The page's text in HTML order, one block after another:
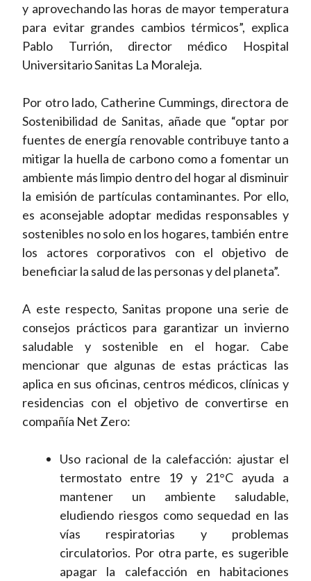
y aprovechando las horas de mayor temperatura
para evitar grandes cambios térmicos”, explica
Pablo Turrión, director médico Hospital
Universitario Sanitas La Moraleja.
Por otro lado, Catherine Cummings, directora de
Sostenibilidad de Sanitas, añade que “optar por
fuentes de energía renovable contribuye tanto a
mitigar la huella de carbono como a fomentar un
ambiente más limpio dentro del hogar al disminuir
la emisión de partículas contaminantes. Por ello,
es aconsejable adoptar medidas responsables y
sostenibles no solo en los hogares, también entre
los actores corporativos con el objetivo de
beneficiar la salud de las personas y del planeta”.
A este respecto, Sanitas propone una serie de
consejos prácticos para garantizar un invierno
saludable y sostenible en el hogar. Cabe
mencionar que algunas de estas prácticas las
aplica en sus oficinas, centros médicos, clínicas y
residencias con el objetivo de convertirse en
compañía Net Zero:
Uso racional de la calefacción: ajustar el
termostato entre 19 y 21°C ayuda a
mantener un ambiente saludable,
eludiendo riesgos como sequedad en las
vías respiratorias y problemas
circulatorios. Por otra parte, es sugerible
apagar la calefacción en habitaciones